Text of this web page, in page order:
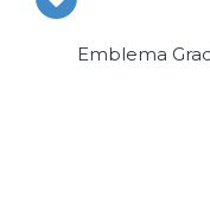
Emblema